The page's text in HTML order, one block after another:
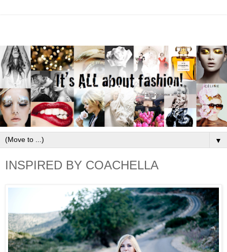
▼
INSPIRED BY COACHELLA